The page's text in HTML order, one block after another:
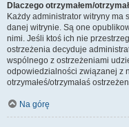
Dlaczego otrzymałem/
Każdy administrator witryny
danej witrynie. Są one
nimi. Jeśli ktoś ich nie
ostrzeżenia decyduje
wspólnego z ostrzeżeniami
odpowiedzialności związanej z
otrzymałeś/otrzymałaś
Na górę